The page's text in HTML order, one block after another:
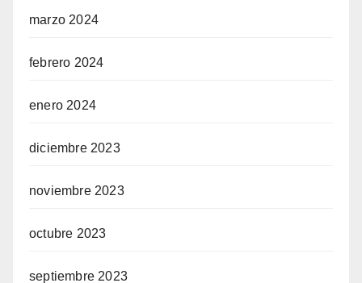
marzo 2024
febrero 2024
enero 2024
diciembre 2023
noviembre 2023
octubre 2023
septiembre 2023